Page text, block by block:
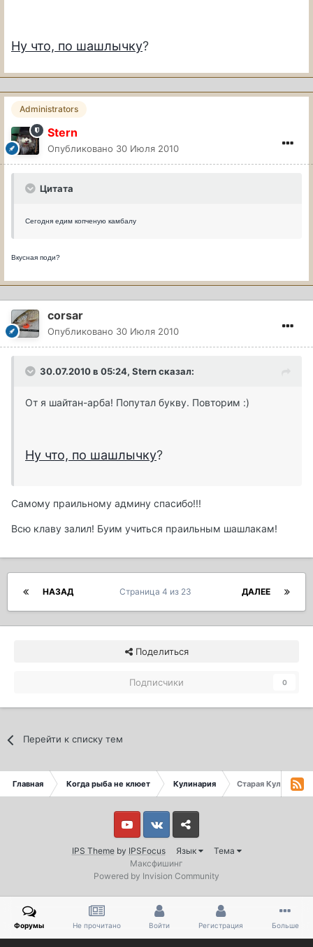
Ну что, по шашлычку?
Administrators
Stern
Опубликовано 30 Июля 2010
Цитата
Сегодня едим копченую камбалу
Вкусная поди?
corsar
Опубликовано 30 Июля 2010
30.07.2010 в 05:24, Stern сказал:
От я шайтан-арба! Попутал букву. Повторим :)
Ну что, по шашлычку?
Самому праильному админу спасибо!!!
Всю клаву залил! Буим учиться праильным шашлакам!
НАЗАД ДАЛЕЕ
Страница 4 из 23
Поделиться
Подписчики 0
Перейти к списку тем
Главная Когда рыба не клюет Кулинария Старая Кулинария
IPS Themeby IPSFocus Язык Тема
Youtube VkontakteYandex
Максфишинг
Powered by Invision Community
Форумы Не прочитано Войти Регистрация Больше